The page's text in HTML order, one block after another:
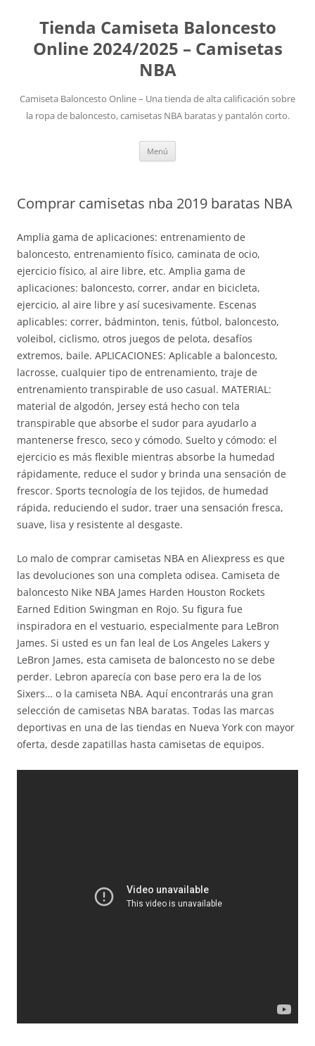
Tienda Camiseta Baloncesto
Online 2024/2025 – Camisetas
NBA
Camiseta Baloncesto Online – Una tienda de alta calificación sobre
la ropa de baloncesto, camisetas NBA baratas y pantalón corto.
Menú
Comprar camisetas nba 2019 baratas NBA
Amplia gama de aplicaciones: entrenamiento de
baloncesto, entrenamiento físico, caminata de ocio,
ejercicio físico, al aire libre, etc. Amplia gama de
aplicaciones: baloncesto, correr, andar en bicicleta,
ejercicio, al aire libre y así sucesivamente. Escenas
aplicables: correr, bádminton, tenis, fútbol, baloncesto,
voleibol, ciclismo, otros juegos de pelota, desafíos
extremos, baile. APLICACIONES: Aplicable a baloncesto,
lacrosse, cualquier tipo de entrenamiento, traje de
entrenamiento transpirable de uso casual. MATERIAL:
material de algodón, Jersey está hecho con tela
transpirable que absorbe el sudor para ayudarlo a
mantenerse fresco, seco y cómodo. Suelto y cómodo: el
ejercicio es más flexible mientras absorbe la humedad
rápidamente, reduce el sudor y brinda una sensación de
frescor. Sports tecnología de los tejidos, de humedad
rápida, reduciendo el sudor, traer una sensación fresca,
suave, lisa y resistente al desgaste.
Lo malo de comprar camisetas NBA en Aliexpress es que
las devoluciones son una completa odisea. Camiseta de
baloncesto Nike NBA James Harden Houston Rockets
Earned Edition Swingman en Rojo. Su figura fue
inspiradora en el vestuario, especialmente para LeBron
James. Si usted es un fan leal de Los Angeles Lakers y
LeBron James, esta camiseta de baloncesto no se debe
perder. Lebron aparecía con base pero era la de los
Sixers… o la camiseta NBA. Aquí encontrarás una gran
selección de camisetas NBA baratas. Todas las marcas
deportivas en una de las tiendas en Nueva York con mayor
oferta, desde zapatillas hasta camisetas de equipos.